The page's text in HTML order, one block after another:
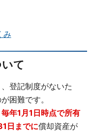
み
て
登記制度がないた
困難です。
毎年1月1日時点で所有
日までに償却資産が